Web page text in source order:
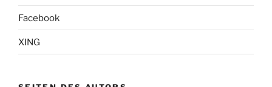
Facebook
XING